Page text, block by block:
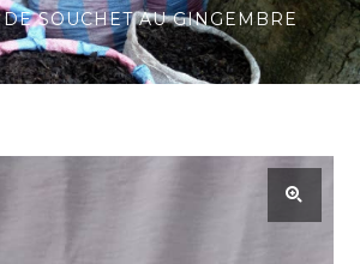
SOUCHET AU GINGEMBRE